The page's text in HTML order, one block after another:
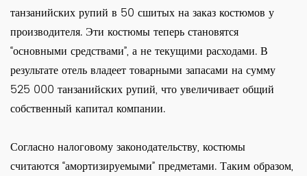
танзанийских рупий в 50 сшитых на заказ костюмов у
производителя. Эти костюмы теперь становятся
“основными средствами”, а не текущими расходами. В
результате отель владеет товарными запасами на сумму
525 000 танзанийских рупий, что увеличивает общий
собственный капитал компании.
Согласно налоговому законодательству, костюмы
считаются “амортизируемыми” предметами. Таким образом,